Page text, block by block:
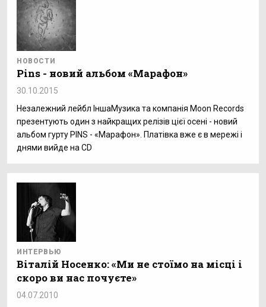
НОВОСТИ
Pins - новий альбом «Марафон»
30.10.2015
Незалежний лейбл ІншаМузика та компанія Moon Records
презентують один з найкращих релізів цієї осені - новий
альбом гурту PINS - «Марафон». Платівка вже є в мережі і
днями вийде на CD
ИНТЕРВЬЮ
Віталій Носенко: «Ми не стоїмо на місці і
скоро ви нас почуєте»
04.07.2010